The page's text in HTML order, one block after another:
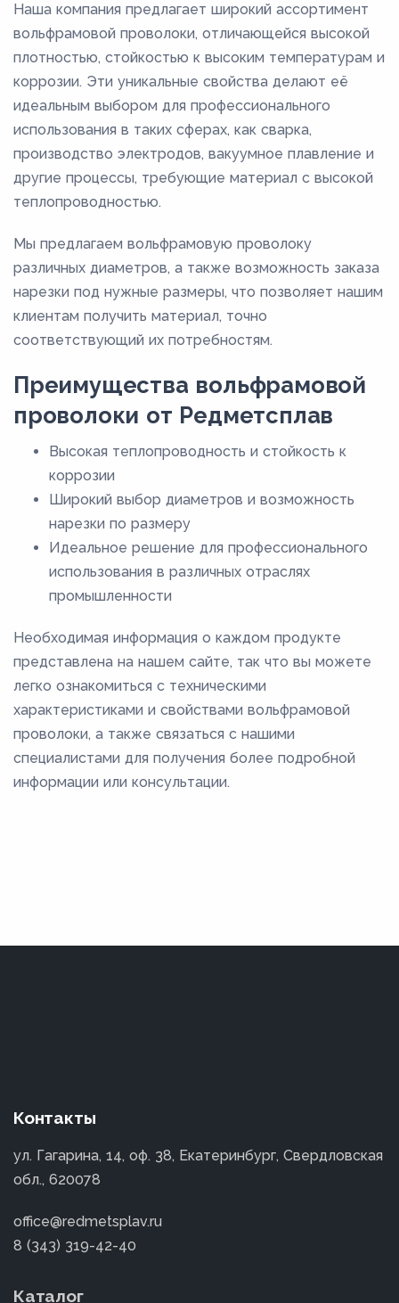
Наша компания предлагает широкий ассортимент
вольфрамовой проволоки, отличающейся высокой
плотностью, стойкостью к высоким температурам и
коррозии. Эти уникальные свойства делают её
идеальным выбором для профессионального
использования в таких сферах, как сварка,
производство электродов, вакуумное плавление и
другие процессы, требующие материал с высокой
теплопроводностью.
Мы предлагаем вольфрамовую проволоку
различных диаметров, а также возможность заказа
нарезки под нужные размеры, что позволяет нашим
клиентам получить материал, точно
соответствующий их потребностям.
Преимущества вольфрамовой
проволоки от Редметсплав
Высокая теплопроводность и стойкость к
коррозии
Широкий выбор диаметров и возможность
нарезки по размеру
Идеальное решение для профессионального
использования в различных отраслях
промышленности
Необходимая информация о каждом продукте
представлена на нашем сайте, так что вы можете
легко ознакомиться с техническими
характеристиками и свойствами вольфрамовой
проволоки, а также связаться с нашими
специалистами для получения более подробной
информации или консультации.
Контакты
ул. Гагарина, 14, оф. 38, Екатеринбург, Свердловская
обл., 620078
office@redmetsplav.ru
8 (343) 319-42-40
Каталог